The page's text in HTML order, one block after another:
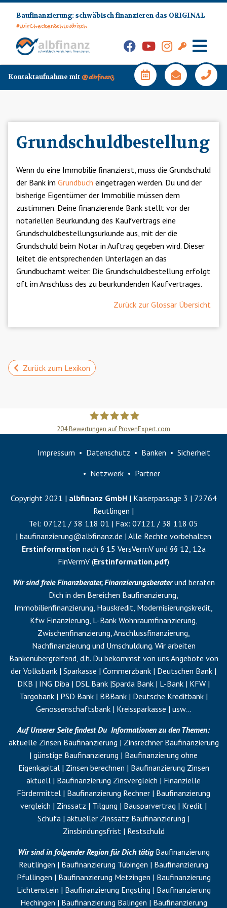
content
Baufinanzierung: schwäbisch finanzieren das ORIGINAL
#WirCheckenSchwäbisch
FacebookYouTubeInstagram
Kunden-
Grundschuldbestellung
Wenn du eine Immobilie finanzierst, muss die Grundschuld
der Bank im Grundbuch eingetragen werden. Du und der
bisherige Eigentümer der Immobilie müssen dem
zustimmen. Deine finanzierende Bank stellt vor der
notariellen Beurkundung des Kaufvertrags eine
Grundschuldbestellungsurkunde aus, mit der die
Grundschuld beim Notar in Auftrag gegeben wird. Dieser
leitet die entsprechenden Unterlagen an das
Grundbuchamt weiter. Die Grundschuldbestellung erfolgt
oft im Anschluss des zu beurkundenden Kaufvertrages.
Zurück zur Glossar Übersicht
Zurück zum Lexikon
204Bewertungen auf ProvenExpert.com
Impressum Datenschutz Banken Sicherheit
Netzwerk Partner
Copyright 2021 | albfinanz GmbH| Kaiserpassage 3 | 72764
Reutlingen |
Tel: 07121 / 38 118 01 | Fax: 07121 / 38 118 05
| baufinanzierung@albfinanz.de | Alle Rechte vorbehalten
Erstinformation nach § 15 VersVermV und §§ 12, 12a
FinVermV (Erstinformation.pdf)
Wir sind freie Finanzberater, Finanzierungsberaterund beraten
Dich in den Bereichen Baufinanzierung,
Immobilienfinanzierung, Hauskredit, Modernisierungskredit,
Kfw Finanzierung, L-Bank Wohnraumfinanzierung,
Zwischenfinanzierung,Anschlussfinanzierung,
Nachfinanzierung und Umschuldung. Wir arbeiten
Bankenübergreifend, d.h. Du bekommst von uns Angebote von
der Volksbank | Sparkasse | Commerzbank | Deutschen Bank |
DKB | ING Diba | DSL Bank |Sparda Bank | L-Bank | KFW |
Targobank | PSD Bank | BBBank | Deutsche Kreditbank |
Genossenschaftsbank | Kreissparkasse | usw…
Auf Unserer Seite findest Du Informationen zu den Themen:
aktuelle Zinsen Baufinanzierung | Zinsrechner Baufinanzierung
| günstige Baufinanzierung | Baufinanzierung ohne
Eigenkapital| Zinsen berechnen | Baufinanzierung Zinsen
aktuell | Baufinanzierung Zinsvergleich | Finanzielle
Fördermittel | Baufinanzierung Rechner | Baufinanzierung
vergleich | Zinssatz | Tilgung | Bausparvertrag | Kredit |
Schufa | aktueller Zinssatz Baufinanzierung |
Zinsbindungsfrist | Restschuld
Wir sind in folgender Region für Dich tätig Baufinanzierung
Reutlingen | Baufinanzierung Tübingen | Baufinanzierung
Pfullingen | Baufinanzierung Metzingen | Baufinanzierung
Lichtenstein | Baufinanzierung Engsting | Baufinanzierung
Hechingen | Baufinanzierung Balingen | Baufinanzierung
Kontaktaufnahme mit @albfinanz